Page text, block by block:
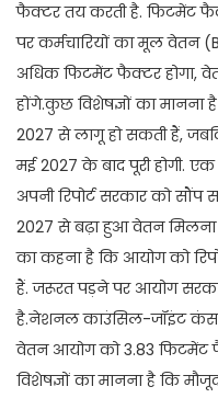
फैक्टर तय करती है. फिटमेंट
पर कर्मचारियों का मूल वेतन
अधिक फिटमेंट फैक्टर होगा,
होंगे.कुछ विशेषज्ञों का मानना
2027 से लागू हो सकती हैं,
मई 2027 के बाद पूरी होगी.
अपनी रिपोर्ट सरकार को सौंप
2027 से बढ़ा हुआ वेतन मिलना
का कहना है कि आयोग को
हैं. जरूरत पड़ने पर आयोग
है.नेशनल काउंसिल-जॉइंट
वेतन आयोग को 3.83 फिटमेंट
विशेषज्ञों का मानना है कि